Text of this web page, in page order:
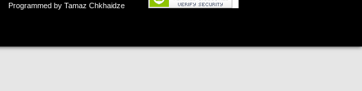
Programmed by Tamaz Chkhaidze